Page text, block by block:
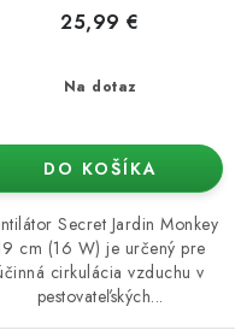
Na dotaz
25,99 €
DO KOŠÍKA
Secret Jardin Monkey
cm (16 W) je určený pre
cirkulácia vzduchu v
pestovateľských...